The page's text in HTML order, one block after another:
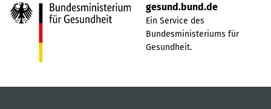
gesund.bund.de
Ein Service des
Bundesministeriums für
Gesundheit.